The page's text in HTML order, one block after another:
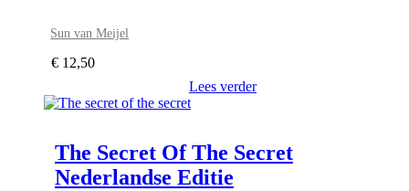
Sun van Meijel
€ 12,50
Lees verder
The Secret Of The Secret
Nederlandse Editie